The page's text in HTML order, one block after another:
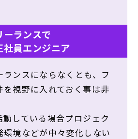
ランスで
社員エンジニア
ンスにならなくとも、フ
を視野に入れておく事は非
している場合プロジェク
環境などが中々変化しない